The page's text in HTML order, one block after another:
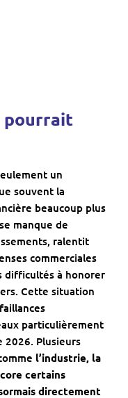
pourrait
un
souvent la
beaucoup plus
manque de
ralentit
commerciales
difficultés à honorer
Cette situation
particulièrement
2026. Plusieurs
l’industrie, la
certains
directement